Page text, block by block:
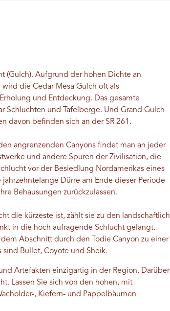
(Gulch). Aufgrund der hohen Dichte an
die Cedar Mesa Gulch oft als
und Entdeckung. Das gesamte
Schluchten und Tafelberge. Und Grand Gulch
davon befinden sich an der SR 261.
angrenzenden Canyons findet man an jeder
und andere Spuren der Zivilisation, die
vor der Besiedlung Nordamerikas eines
Dürre am Ende dieser Periode
Behausungen zurückzulassen.
die kürzeste ist, zählt sie zu den landschaftlich
in die hoch aufragende Schlucht gelangt.
Abschnitt durch den Todie Canyon zu einer
Bullet, Coyote und Sheik.
Artefakten einzigartig in der Region. Darüber
Lassen Sie sich von den hohen, mit
, Kiefern- und Pappelbäumen